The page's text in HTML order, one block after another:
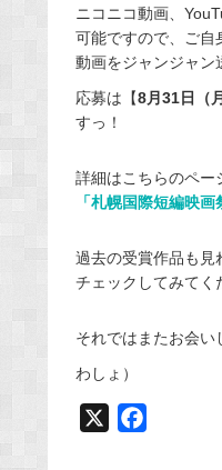
ニコニコ動画、
可能ですので、ご自
動画をジャンジャ
応募は【8月31日（
すっ！
詳細はこちらのペ
「札幌国際短編映
過去の受賞作品も見
チェックしてみてく
それではまたお会
わしょ）